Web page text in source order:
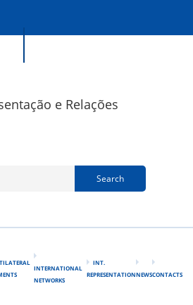
e Relações
Search
INTERNATIONAL
NETWORKS
INT.
REPRESENTATIONNEWSCONTACTS